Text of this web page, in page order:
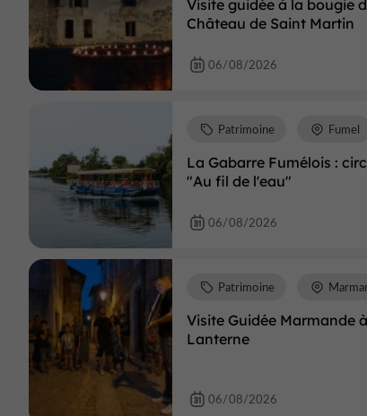
Visite guidée à la bougie
Château de Saint Martin
06/08/2026
La Gabarre Fumélois :
"Au fil de l'eau"
Patrimoine Fumel
06/08/2026
Visite Guidée Marmande
Lanterne
Patrimoine
06/08/2026